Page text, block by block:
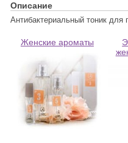
Описание
Антибактериальный тоник для
Женские ароматы